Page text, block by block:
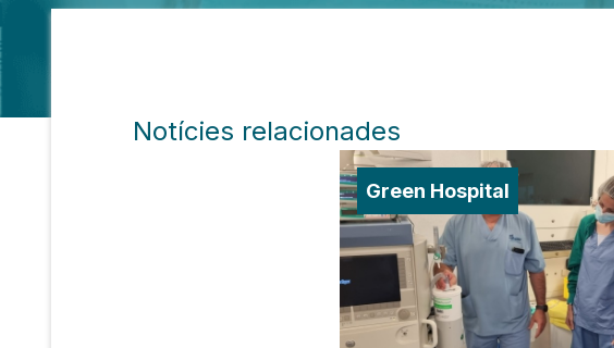
Notícies relacionades
Green Hospital